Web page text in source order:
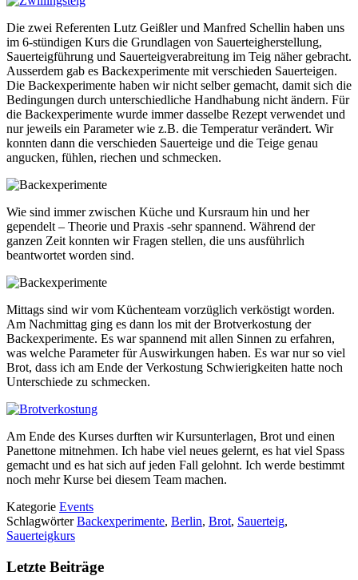
Die zwei Referenten Lutz Geißler und Manfred Schellin haben uns
im 6-stündigen Kurs die Grundlagen von Sauerteigherstellung,
Sauerteigführung und Sauerteigverabreitung im Teig näher gebracht.
Ausserdem gab es Backexperimente mit verschieden Sauerteigen.
Die Backexperimente haben wir nicht selber gemacht, damit sich die
Bedingungen durch unterschiedliche Handhabung nicht ändern. Für
die Backexperimente wurde immer dasselbe Rezept verwendet und
nur jeweils ein Parameter wie z.B. die Temperatur verändert. Wir
konnten dann die verschieden Sauerteige und die Teige genau
angucken, fühlen, riechen und schmecken.
Wie sind immer zwischen Küche und Kursraum hin und her
gependelt – Theorie und Praxis -sehr spannend. Während der
ganzen Zeit konnten wir Fragen stellen, die uns ausführlich
beantwortet worden sind.
Mittags sind wir vom Küchenteam vorzüglich verköstigt worden.
Am Nachmittag ging es dann los mit der Brotverkostung der
Backexperimente. Es war spannend mit allen Sinnen zu erfahren,
was welche Parameter für Auswirkungen haben. Es war nur so viel
Brot, dass ich am Ende der Verkostung Schwierigkeiten hatte noch
Unterschiede zu schmecken.
Am Ende des Kurses durften wir Kursunterlagen, Brot und einen
Panettone mitnehmen. Ich habe viel neues gelernt, es hat viel Spass
gemacht und es hat sich auf jeden Fall gelohnt. Ich werde bestimmt
noch mehr Kurse bei diesem Team machen.
Kategorie Events
SchlagwörterBackexperimente, Berlin, Brot, Sauerteig,
Sauerteigkurs
Letzte Beiträge